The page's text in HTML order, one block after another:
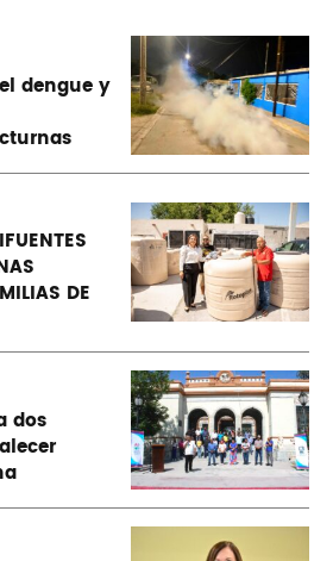
dengue y
DE
dos